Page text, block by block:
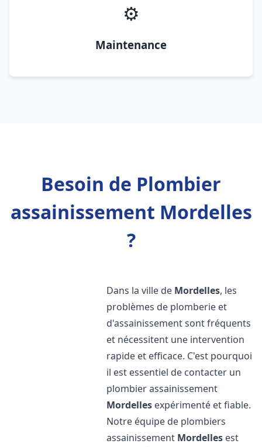
⚙️
Maintenance
Besoin de Plombier
assainissement Mordelles
?
Dans la ville de Mordelles, les
problèmes de plomberie et
d'assainissement sont fréquents
et nécessitent une intervention
rapide et efficace. C'est pourquoi
il est essentiel de contacter un
plombier assainissement
Mordelles expérimenté et fiable.
Notre équipe de plombiers
assainissement Mordelles est